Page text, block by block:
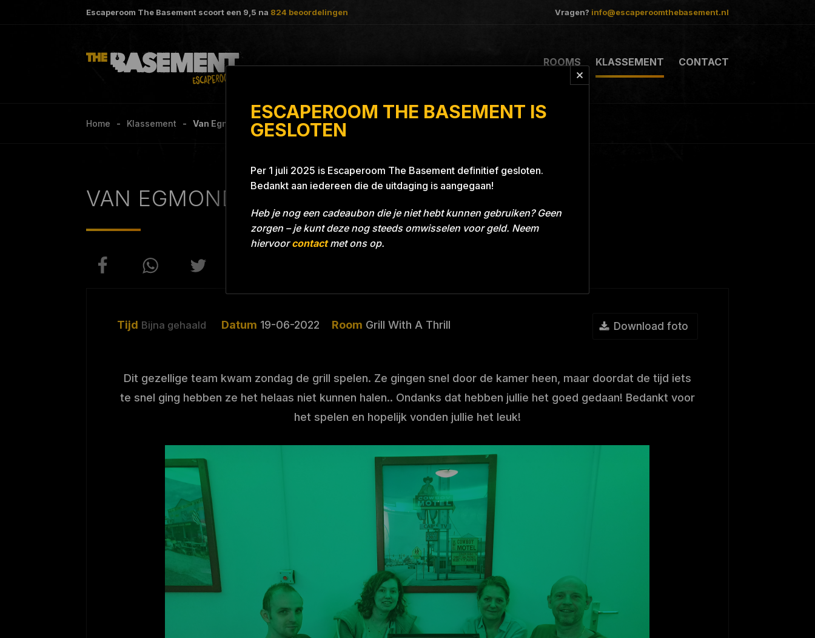
ESCAPEROOM THE BASEMENT IS
GESLOTEN
Per 1 juli 2025 is Escaperoom The Basement definitief gesloten.
Bedankt aan iedereen die de uitdaging is aangegaan!
Heb je nog een cadeaubon die je niet hebt kunnen gebruiken? Geen
zorgen – je kunt deze nog steeds omwisselen voor geld. Neem
hiervoorcontactmet ons op.
Escaperoom The Basement scoort een 9,5 na 824 beoordelingen Vragen? info@escaperoomthebasement.nl
ROOMS KLASSEMENT CONTACT
Home Klassement Van Egmond Grill With A Thrill
VAN EGMOND
Tijd Bijna gehaald Datum 19-06-2022 Room Grill With A Thrill Download foto
Dit gezellige team kwam zondag de grill spelen. Ze gingen snel door de kamer heen, maar doordat de tijd iets
te snel ging hebben ze het helaas niet kunnen halen.. Ondanks dat hebben jullie het goed gedaan! Bedankt voor
het spelen en hopelijk vonden jullie het leuk!